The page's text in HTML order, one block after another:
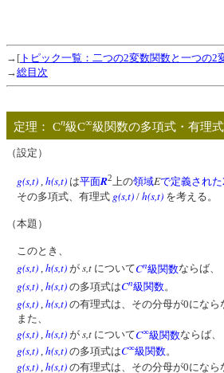
→[ トピック一覧：二つの2変数関数と一つの2
→総目次
定理： Cn級C∞級関数の多項式・有
（設定）
g(s,t) , h(s,t) は平面R2上の領域Eで定義された
その多項式、有理式 g(s,t) / h(s,t) を考える。
（本題）
このとき、
g(s,t) , h(s,t) が s,t についてCn級関数ならば、
g(s,t) h(s,t) の多項式はCn級関数。
g(s,t) , h(s,t) の有理式は、その分母が0になら
また、
g(s,t) , h(s,t) が s,t についてC∞級関数ならば、
g(s,t) , h(s,t) の多項式はC∞級関数。
g(s,t) , h(s,t) の有理式は、その分母が0になら